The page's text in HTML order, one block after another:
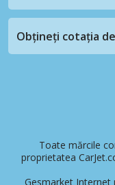
Obțineți cotația
Toate mărcile
proprietatea
Gesmarket Internet